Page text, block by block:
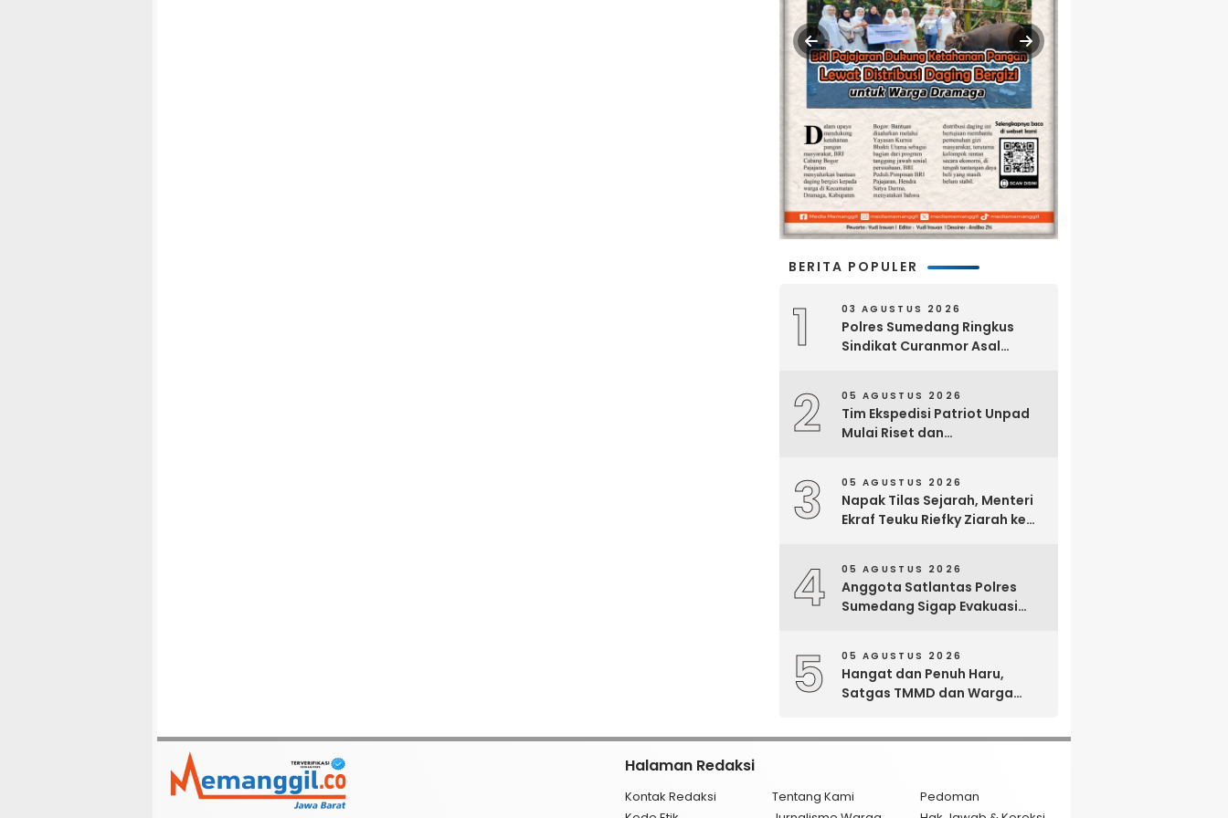
BERITA POPULER
1 03 AGUSTUS 2026
Polres Sumedang Ringkus
Sindikat Curanmor Asal
2 05 AGUSTUS 2026
Tim Ekspedisi Patriot Unpad
Mulai Riset dan
Tomage, Fakfak
3 05 AGUSTUS 2026
Napak Tilas Sejarah, Menteri
Ekraf Teuku Riefky Ziarah ke
4 05 AGUSTUS 2026
Anggota Satlantas Polres
Sumedang Sigap Evakuasi
5 05 AGUSTUS 2026
Hangat dan Penuh Haru,
Satgas TMMD dan Warga
Halaman Redaksi
Kontak Redaksi Tentang Kami
Pedoman